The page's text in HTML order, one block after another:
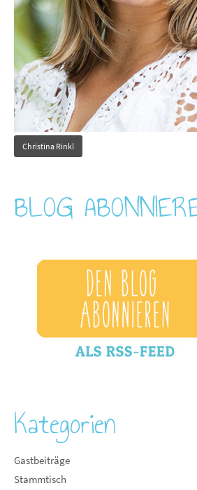
Christina Rinkl
BLOG
Kategorien
Gastbeiträge
Stammtisch